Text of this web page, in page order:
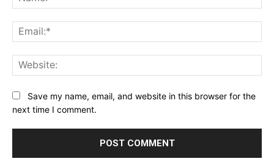
Save my name, email, and website in this browser for the
next time I comment.